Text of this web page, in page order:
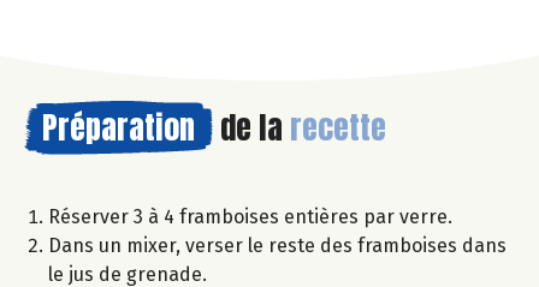
Préparation de la recette
Réserver 3 à 4 framboises entières par verre.
Dans un mixer, verser le reste des framboises dans
le jus de grenade.